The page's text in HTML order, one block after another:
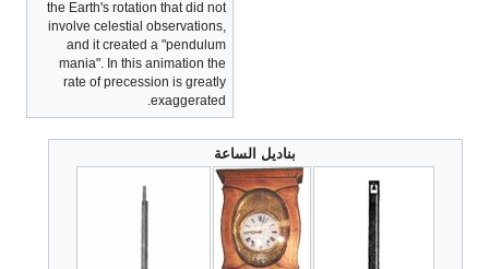
the Earth's rotation that did not
involve celestial observations,
and it created a "pendulum
mania". In this animation the
rate of precession is greatly
exaggerated.
بناديل الساعة